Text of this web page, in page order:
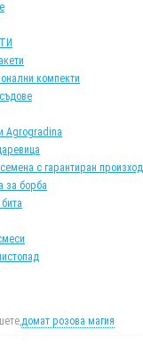
компекти
Agrogradina
с гарантиран
за борба
домат розова магия